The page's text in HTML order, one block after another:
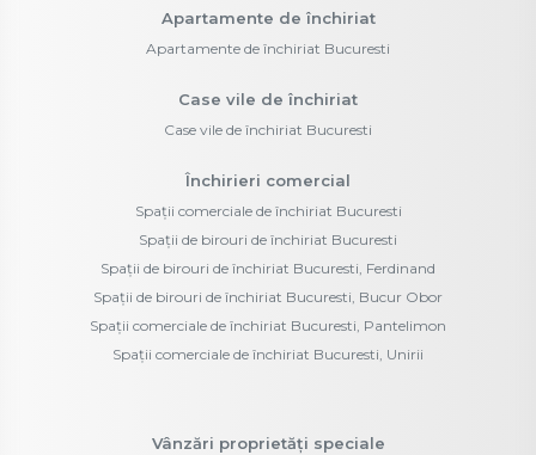
Apartamente de închiriat
Apartamente de închiriat Bucuresti
Case vile de închiriat
Case vile de închiriat Bucuresti
Închirieri comercial
Spații comerciale de închiriat Bucuresti
Spații de birouri de închiriat Bucuresti
Spații de birouri de închiriat Bucuresti, Ferdinand
Spații de birouri de închiriat Bucuresti, Bucur Obor
Spații comerciale de închiriat Bucuresti, Pantelimon
Spații comerciale de închiriat Bucuresti, Unirii
Vânzări proprietăți speciale